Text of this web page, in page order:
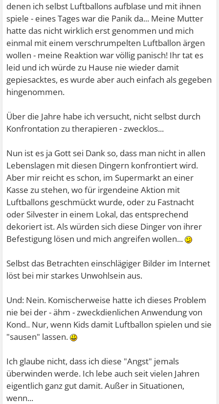
denen ich selbst Luftballons aufblase und mit ihnen
spiele - eines Tages war die Panik da... Meine Mutter
hatte das nicht wirklich erst genommen und mich
einmal mit einem verschrumpelten Luftballon ärgen
wollen - meine Reaktion war völlig panisch! Ihr tat es
leid und ich würde zu Hause nie wieder damit
gepiesacktes, es wurde aber auch einfach als gegeben
hingenommen.
Über die Jahre habe ich versucht, nicht selbst durch
Konfrontation zu therapieren - zwecklos...
Nun ist es ja Gott sei Dank so, dass man nicht in allen
Lebenslagen mit diesen Dingern konfrontiert wird.
Aber mir reicht es schon, im Supermarkt an einer
Kasse zu stehen, wo für irgendeine Aktion mit
Luftballons geschmückt wurde, oder zu Fastnacht
oder Silvester in einem Lokal, das entsprechend
dekoriert ist. Als würden sich diese Dinger von ihrer
Befestigung lösen und mich angreifen wollen...
Selbst das Betrachten einschlägiger Bilder im Internet
löst bei mir starkes Unwohlsein aus.
Und: Nein. Komischerweise hatte ich dieses Problem
nie bei der - ähm - zweckdienlichen Anwendung von
Kond.. Nur, wenn Kids damit Luftballon spielen und sie
"sausen" lassen.
Ich glaube nicht, dass ich diese "Angst" jemals
überwinden werde. Ich lebe auch seit vielen Jahren
eigentlich ganz gut damit. Außer in Situationen,
wenn...